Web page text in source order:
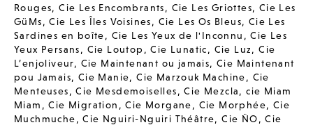
Rouges,Cie Les Encombrants, Cie Les Griottes, Cie Les
GüMs,Cie Les Îles Voisines, Cie Les Os Bleus, Cie Les
Sardines en boîte, Cie Les Yeux de l'Inconnu ,Cie Les
Yeux Persans, Cie Loutop ,Cie Lunatic, Cie Luz,Cie
L’enjoliveur, Cie Maintenant ou jamais,Cie Maintenant
pou Jamais, Cie Manie,Cie Marzouk Machine, Cie
Menteuses,Cie Mesdemoiselles,Cie Mezcla,cie Miam
Miam ,Cie Migration ,Cie Morgane, Cie Morphée, Cie
Muchmuche,Cie Nguiri-Nguiri Théâtre,Cie ÑO,Cie